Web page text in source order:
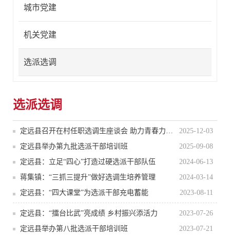
城市党建
机关党建
选派选调
选派选调
2025-12-03
定远县召开在村任职选调生座谈会 助力青春力量扎根基层
2025-09-08
定远县举办第九批选派干部培训班
2024-06-13
定远县：立足“四心”打造过硬选派干部队伍
2024-03-14
蒋集镇：“三抓三提升”做好选调生培养管理
2023-08-11
定远县：“四大课堂”为选派干部充电蓄能
2023-07-26
定远县：“擂台比武”亮成绩 乡村振兴添活力
2023-07-21
定远县举办第八批选派干部培训班